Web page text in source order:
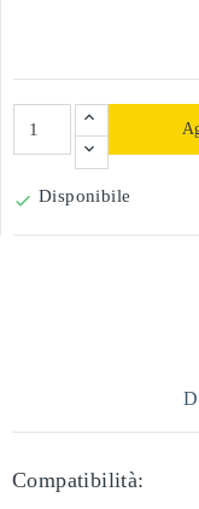
 Disponibile
Compatibilità: